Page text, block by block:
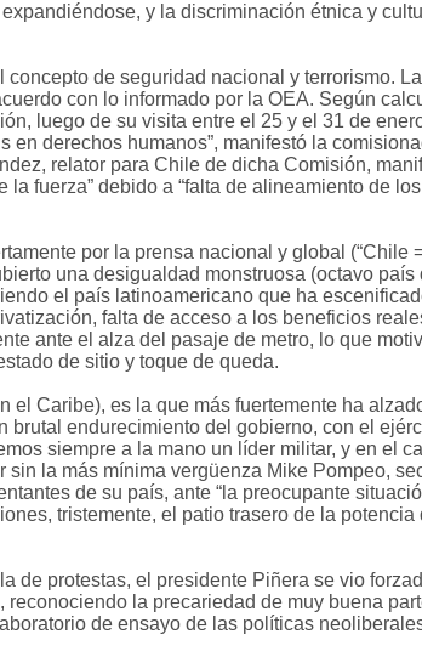
y la discriminación étnica y
de seguridad nacional y terrorismo.
con lo informado por la OEA. Según
luego de su visita entre el 25 y el 31 de
derechos humanos”, manifestó la
relator para Chile de dicha Comisión,
fuerza” debido a “falta de alineamiento de
por la prensa nacional y global (“Chile
una desigualdad monstruosa (octavo
el país latinoamericano que ha
falta de acceso a los beneficios
ante el alza del pasaje de metro, lo que
de sitio y toque de queda.
Caribe), es la que más fuertemente ha
endurecimiento del gobierno, con el
siempre a la mano un líder militar, y en el
la más mínima vergüenza Mike Pompeo,
de su país, ante “la preocupante
tristemente, el patio trasero de la
de protestas, el presidente Piñera se vio
la precariedad de muy buena
de ensayo de las políticas